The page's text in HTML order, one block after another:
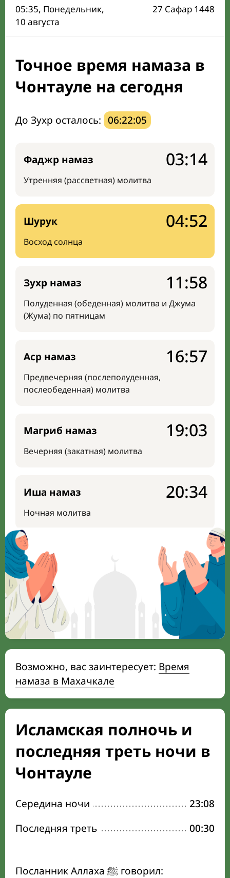
Время Сухура и Ифтара на сегодня
Календарь рамадана
Мечети и молельные комнаты
Направление киблы
05:36, Понедельник,
10 августа
27 Сафар 1448
Точное время намаза в
Чонтауле на сегодня
До Зухр осталось: 06:22:04
Фаджр намаз
Утренняя (рассветная) молитва
03:14
Шурук
Восход солнца
04:52
Зухр намаз
Полуденная (обеденная) молитва и Джума
(Жума) по пятницам
11:58
Аср намаз
Предвечерняя (послеполуденная,
послеобеденная) молитва
16:57
Магриб намаз
Вечерняя (закатная) молитва
19:03
Иша намаз
Ночная молитва
20:34
Возможно, вас заинтересует: Время
намаза в Махачкале
Исламская полночь и
последняя треть ночи в
Чонтауле
Середина ночи
23:08
Последняя треть
00:30
Посланник Аллаха ﷺ говорил: